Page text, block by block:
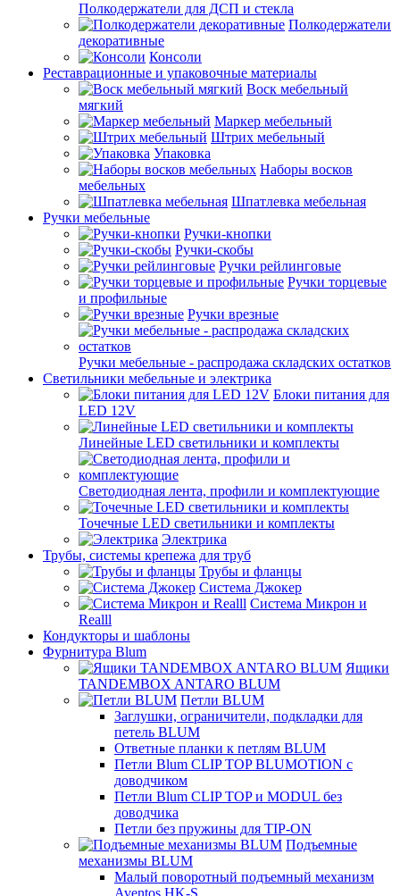
Полкодержатели для ДСП и стекла
Полкодержатели
декоративные
Консоли
Реставрационные и упаковочные материалы
Воск мебельный
мягкий
Маркер мебельный
Штрих мебельный
Упаковка
Наборы восков
мебельных
Шпатлевка мебельная
Ручки мебельные
Ручки-кнопки
Ручки-скобы
Ручки рейлинговые
Ручки торцевые
и профильные
Ручки врезные
Ручки мебельные - распродажа складских остатков
Светильники мебельные и электрика
Блоки питания для
LED 12V
Линейные LED светильники и комплекты
Светодиодная лента, профили и комплектующие
Точечные LED светильники и комплекты
Электрика
Трубы, системы крепежа для труб
Трубы и фланцы
Система Джокер
Система Микрон и
Realll
Кондукторы и шаблоны
Фурнитура Blum
Ящики
TANDEMBOX ANTARO BLUM
Петли BLUM
Заглушки, ограничители, подкладки для
петель BLUM
Ответные планки к петлям BLUM
Петли Blum CLIP TOP BLUMOTION с
доводчиком
Петли Blum CLIP TOP и MODUL без
доводчика
Петли без пружины для TIP-ON
Подъемные
механизмы BLUM
Малый поворотный подъемный механизм
Aventos HK-S